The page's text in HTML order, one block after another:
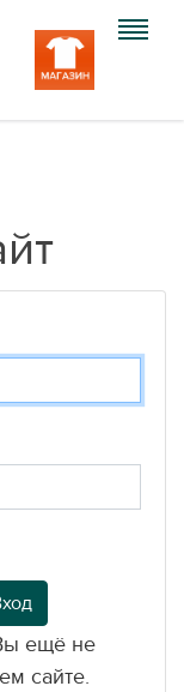
ещё не
сайте.